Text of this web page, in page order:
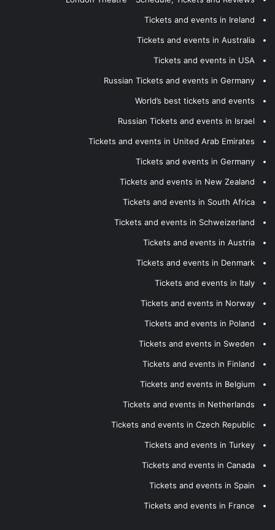
Tickets and events in Ireland
Tickets and events in Australia
Tickets and events in USA
Russian Tickets and events in Germany
World’s best tickets and events
Russian Tickets and events in Israel
Tickets and events in United Arab Emirates
Tickets and events in Germany
Tickets and events in New Zealand
Tickets and events in South Africa
Tickets and events in Schweizerland
Tickets and events in Austria
Tickets and events in Denmark
Tickets and events in Italy
Tickets and events in Norway
Tickets and events in Poland
Tickets and events in Sweden
Tickets and events in Finland
Tickets and events in Belgium
Tickets and events in Netherlands
Tickets and events in Czech Republic
Tickets and events in Turkey
Tickets and events in Canada
Tickets and events in Spain
Tickets and events in France